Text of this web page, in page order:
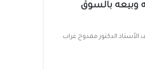
تهريبه وبيعه بالسوق
كلف الأستاذ الدكتور ممدوح غراب